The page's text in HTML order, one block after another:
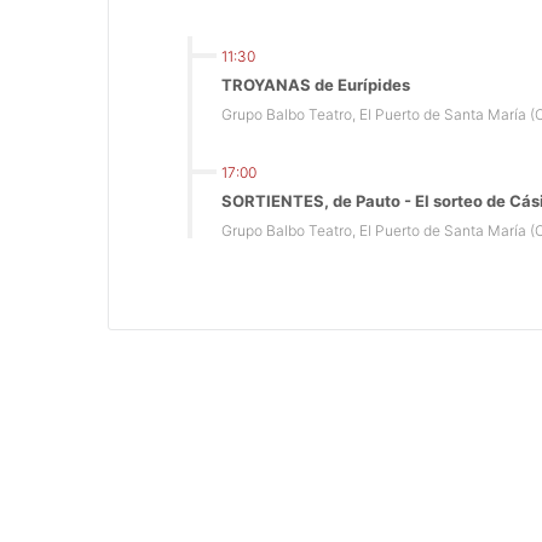
11:30
TROYANAS de Eurípides
Grupo Balbo Teatro, El Puerto de Santa María
17:00
SORTIENTES, de Pauto - El sorteo de
Grupo Balbo Teatro, El Puerto de Santa María